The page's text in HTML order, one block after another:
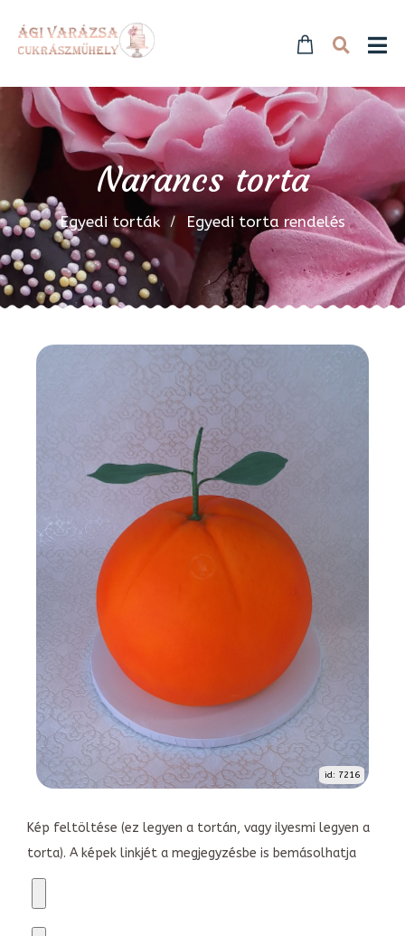
Narancs torta
Egyedi torták Egyedi torta rendelés
id: 7216
Kép feltöltése (ez legyen a tortán, vagy ilyesmi legyen a
torta). A képek linkjét a megjegyzésbe is bemásolhatja